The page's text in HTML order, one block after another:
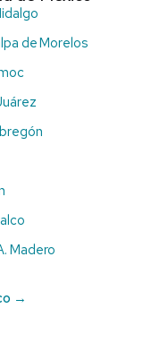
de Morelos
Madero
→